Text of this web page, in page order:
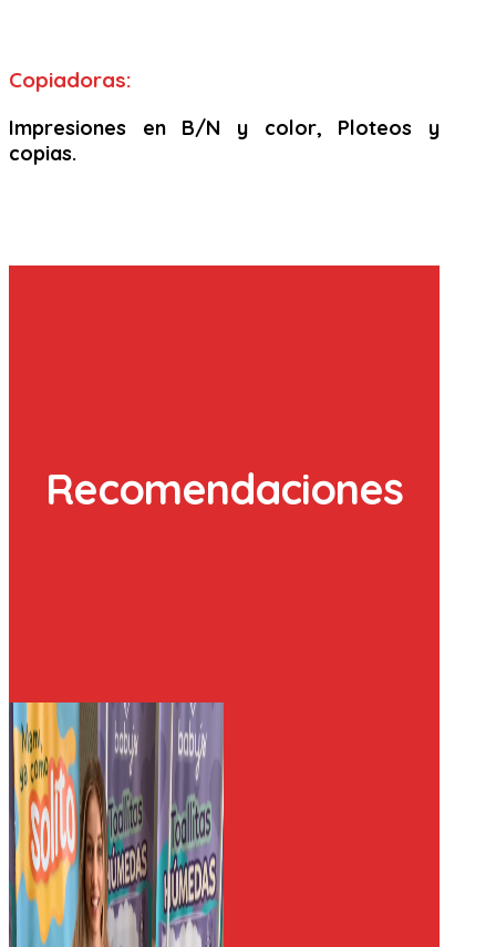
Copiadoras:
Impresiones en B/N y color, Ploteos y
copias.
Recomendaciones